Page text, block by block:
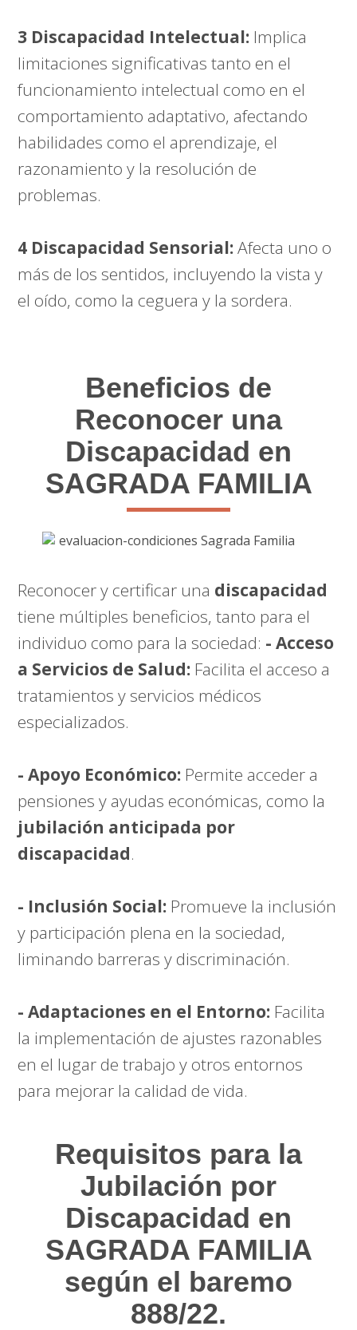
3 Discapacidad Intelectual: Implica
limitaciones significativas tanto en el
funcionamiento intelectual como en el
comportamiento adaptativo, afectando
habilidades como el aprendizaje, el
razonamiento y la resolución de
problemas.
4 Discapacidad Sensorial:Afecta uno o
más de los sentidos, incluyendo la vista y
el oído, como la ceguera y la sordera.
Beneficios de
Reconocer una
Discapacidad en
SAGRADA FAMILIA
Reconocer y certificar una discapacidad
tiene múltiples beneficios, tanto para el
individuo como para la sociedad: - Acceso
a Servicios de Salud: Facilita el acceso a
tratamientos y servicios médicos
especializados.
- Apoyo Económico: Permite acceder a
pensiones y ayudas económicas, como la
jubilación anticipada por
discapacidad.
- Inclusión Social: Promueve la inclusión
y participación plena en la sociedad,
liminando barreras y discriminación.
- Adaptaciones en el Entorno: Facilita
la implementación de ajustes razonables
en el lugar de trabajo y otros entornos
para mejorar la calidad de vida.
Requisitos para la
Jubilación por
Discapacidad en
SAGRADA FAMILIA
según el baremo
888/22.